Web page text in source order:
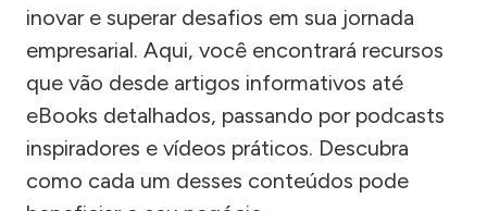
inovar e superar desafios em sua jornada
empresarial. Aqui, você encontrará recursos
que vão desde artigos informativos até
eBooks detalhados, passando por podcasts
inspiradores e vídeos práticos. Descubra
como cada um desses conteúdos pode